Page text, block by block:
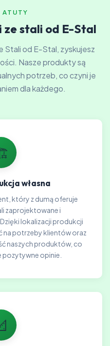
ATUTY
stali od E-Stal
Stali od E-Stal, zyskujesz
Nasze produkty są
potrzeb, co czyni je
dla każdego.
własna
który z dumą oferuje
zaprojektowane i
lokalizacji produkcji
na potrzeby klientów oraz
naszych produktów, co
opinie.